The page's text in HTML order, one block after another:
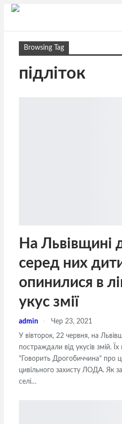
Browsing Tag
підліток
На Львівщині
серед них
опинилися в
укус змії
admin Чер 23, 2021
У вівторок, 22 червня, на
постраждали від укусів змій.
"Говорить Дрогобиччина" про
цивільного захисту ЛОДА. Як
селі…